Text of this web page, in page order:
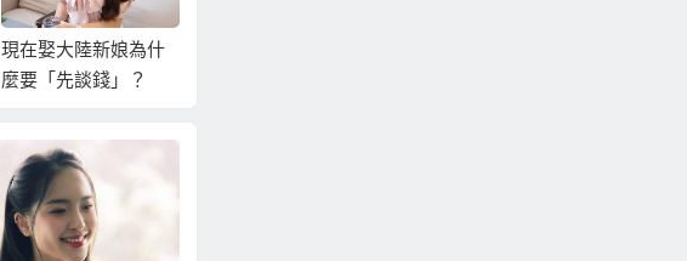
現在娶大陸新娘為什
麼要「先談錢」？